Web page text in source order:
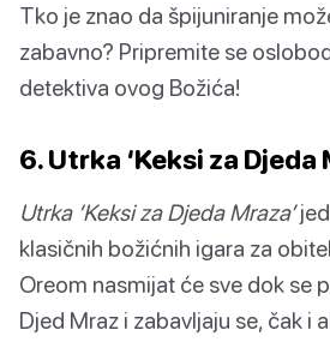
Tko je znao da špijuniranje
zabavno? Pripremite se
detektiva ovog Božića!
6. Utrka ‘Keksi za Djeda
Utrka ‘Keksi za Djeda Mraza’
klasičnih božićnih igara za
Oreom nasmijat će sve dok se
Djed Mraz i zabavljaju se, čak i